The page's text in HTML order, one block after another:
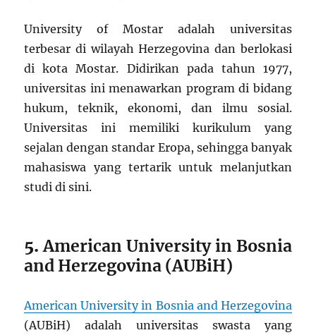
University of Mostar adalah universitas
terbesar di wilayah Herzegovina dan berlokasi
di kota Mostar. Didirikan pada tahun 1977,
universitas ini menawarkan program di bidang
hukum, teknik, ekonomi, dan ilmu sosial.
Universitas ini memiliki kurikulum yang
sejalan dengan standar Eropa, sehingga banyak
mahasiswa yang tertarik untuk melanjutkan
studi di sini.
5.American University in Bosnia
and Herzegovina (AUBiH)
American University in Bosnia and Herzegovina
(AUBiH) adalah universitas swasta yang